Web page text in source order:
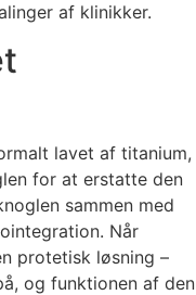
af klinikker.
lavet af titanium,
for at erstatte den
sammen med
Når
protetisk løsning –
og funktionen af den